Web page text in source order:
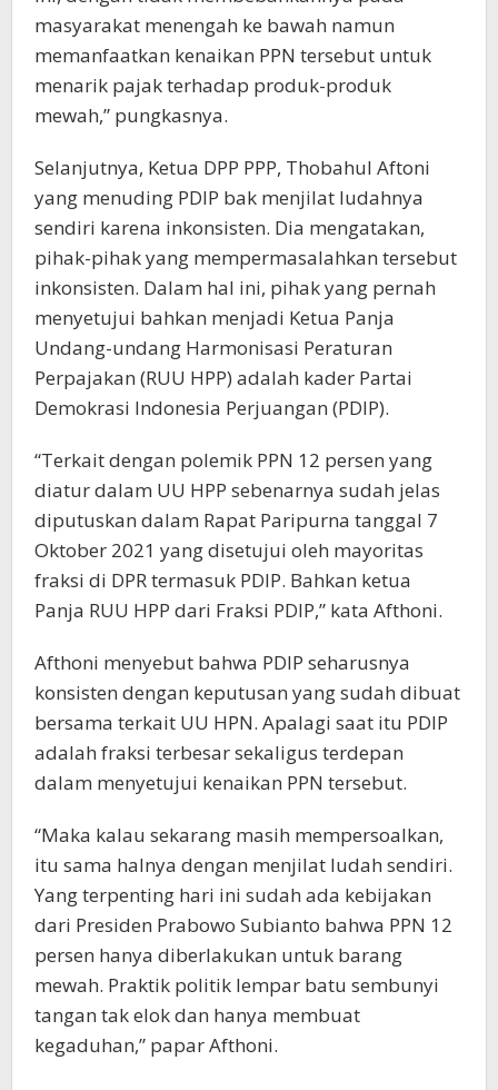
masyarakat menengah ke bawah namun
memanfaatkan kenaikan PPN tersebut untuk
menarik pajak terhadap produk-produk
mewah,” pungkasnya.
Selanjutnya, Ketua DPP PPP, Thobahul Aftoni
yang menuding PDIP bak menjilat ludahnya
sendiri karena inkonsisten. Dia mengatakan,
pihak-pihak yang mempermasalahkan tersebut
inkonsisten. Dalam hal ini, pihak yang pernah
menyetujui bahkan menjadi Ketua Panja
Undang-undang Harmonisasi Peraturan
Perpajakan (RUU HPP) adalah kader Partai
Demokrasi Indonesia Perjuangan (PDIP).
“Terkait dengan polemik PPN 12 persen yang
diatur dalam UU HPP sebenarnya sudah jelas
diputuskan dalam Rapat Paripurna tanggal 7
Oktober 2021 yang disetujui oleh mayoritas
fraksi di DPR termasuk PDIP. Bahkan ketua
Panja RUU HPP dari Fraksi PDIP,” kata Afthoni.
Afthoni menyebut bahwa PDIP seharusnya
konsisten dengan keputusan yang sudah dibuat
bersama terkait UU HPN. Apalagi saat itu PDIP
adalah fraksi terbesar sekaligus terdepan
dalam menyetujui kenaikan PPN tersebut.
“Maka kalau sekarang masih mempersoalkan,
itu sama halnya dengan menjilat ludah sendiri.
Yang terpenting hari ini sudah ada kebijakan
dari Presiden Prabowo Subianto bahwa PPN 12
persen hanya diberlakukan untuk barang
mewah. Praktik politik lempar batu sembunyi
tangan tak elok dan hanya membuat
kegaduhan,” papar Afthoni.